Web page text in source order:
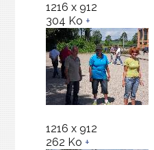
1216 x 912
304 Ko +
1216 x 912
262 Ko +